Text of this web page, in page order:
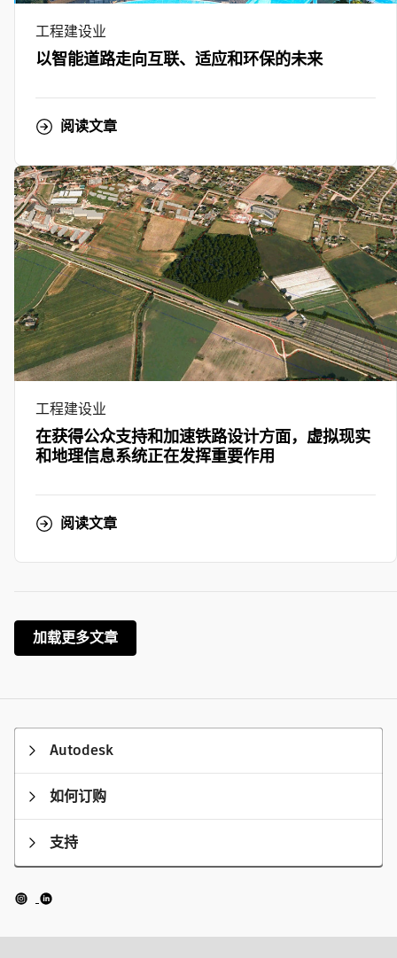
工程建设业
以智能道路走向互联、适应和环保的未来
阅读文章
工程建设业
在获得公众支持和加速铁路设计方面，虚拟现实
和地理信息系统正在发挥重要作用
阅读文章
加载更多文章
Autodesk
如何订购
支持